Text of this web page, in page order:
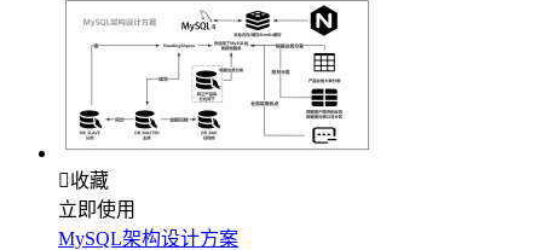
收藏
立即使用
MySQL架构设计方案